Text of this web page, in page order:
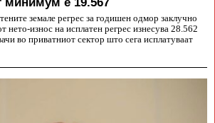
земале регрес за годишен одмор заклучно
нето-износ на исплатен регрес изнесува 28.562
во приватниот сектор што сега исплатуваат